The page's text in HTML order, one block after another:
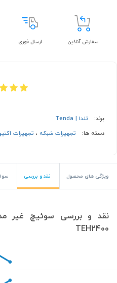
سفارش آنلاین ارسال فوری
برند:
تندا | Tenda
دسته ها:
تجهیزات شبکه، تجهیزات
ویژگی های محصول نقد و بررسی
TEH2400